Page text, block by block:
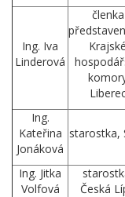
Ing. Iva
Linderová
členka
Krajské
Ing.
Kateřina
Jonáková
starostka,
Ing. Jitka
Volfová
Česká